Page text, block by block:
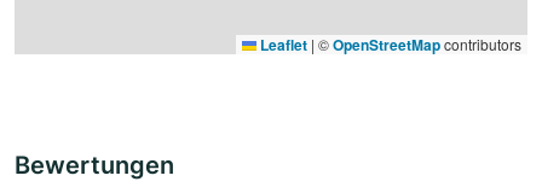
Leaflet | ©OpenStreetMapcontributors
Bewertungen